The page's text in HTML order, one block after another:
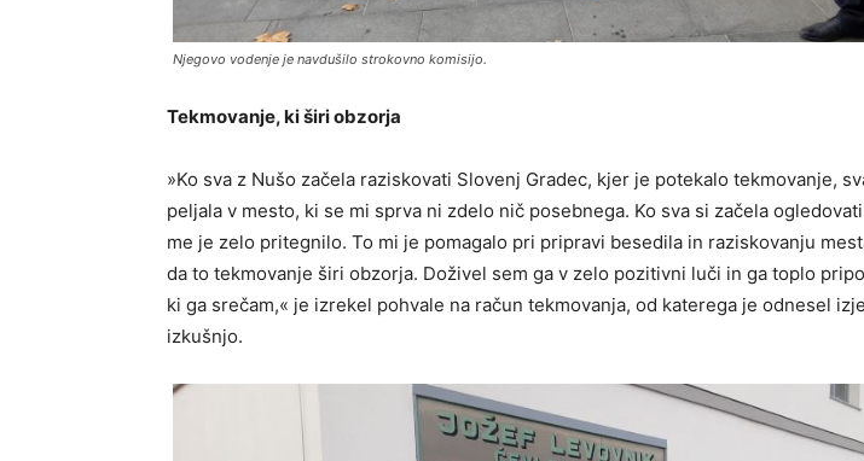
Njegovo vodenje je navdušilo strokovno komisijo.
Tekmovanje, ki širi obzorja
»Ko sva z Nušo začela raziskovati Slovenj Gradec, kjer je potekalo tekmovanje,
peljala v mesto, ki se mi sprva ni zdelo nič posebnega. Ko sva si začela
me je zelo pritegnilo. To mi je pomagalo pri pripravi besedila in raziskovanju
da to tekmovanje širi obzorja. Doživel sem ga v zelo pozitivni luči in ga toplo
ki ga srečam,« je izrekel pohvale na račun tekmovanja, od katerega je odnesel
izkušnjo.